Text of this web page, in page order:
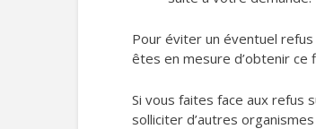
Pour éviter un éventuel
êtes en mesure d’obtenir ce
Si vous faites face aux refus
solliciter d’autres